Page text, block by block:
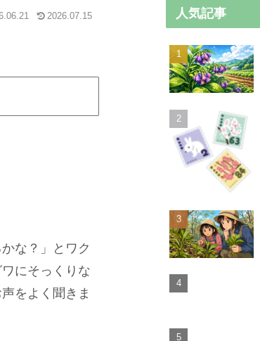
2026.07.15
な？」とワク
にそっくりな
をよく聞きま
人気記事